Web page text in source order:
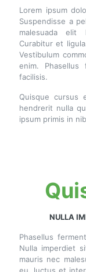
Lorem ipsum
Suspendisse a
malesuada elit
Curabitur et
Vestibulum
enim. Phasellus
facilisis.
Quisque cursus
hendrerit nulla
ipsum primis in
NULLA
Phasellus
Nulla imperdiet
mauris nec